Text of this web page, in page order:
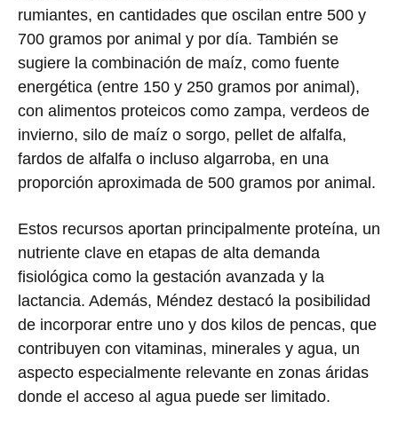
rumiantes, en cantidades que oscilan entre 500 y
700 gramos por animal y por día. También se
sugiere la combinación de maíz, como fuente
energética (entre 150 y 250 gramos por animal),
con alimentos proteicos como zampa, verdeos de
invierno, silo de maíz o sorgo, pellet de alfalfa,
fardos de alfalfa o incluso algarroba, en una
proporción aproximada de 500 gramos por animal.
Estos recursos aportan principalmente proteína, un
nutriente clave en etapas de alta demanda
fisiológica como la gestación avanzada y la
lactancia. Además, Méndez destacó la posibilidad
de incorporar entre uno y dos kilos de pencas, que
contribuyen con vitaminas, minerales y agua, un
aspecto especialmente relevante en zonas áridas
donde el acceso al agua puede ser limitado.